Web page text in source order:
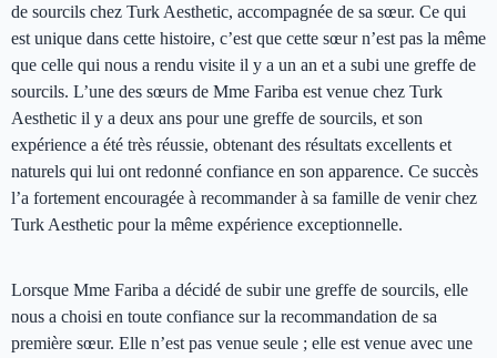
de sourcils chez Turk Aesthetic, accompagnée de sa sœur. Ce qui
est unique dans cette histoire, c’est que cette sœur n’est pas la même
que celle qui nous a rendu visite il y a un an et a subi une greffe de
sourcils. L’une des sœurs de Mme Fariba est venue chez Turk
Aesthetic il y a deux ans pour une greffe de sourcils, et son
expérience a été très réussie, obtenant des résultats excellents et
naturels qui lui ont redonné confiance en son apparence. Ce succès
l’a fortement encouragée à recommander à sa famille de venir chez
Turk Aesthetic pour la même expérience exceptionnelle.
Lorsque Mme Fariba a décidé de subir une greffe de sourcils, elle
nous a choisi en toute confiance sur la recommandation de sa
première sœur. Elle n’est pas venue seule ; elle est venue avec une